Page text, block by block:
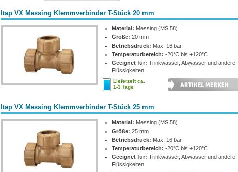
Itap VX Messing Klemmverbinder T-Stück 20 mm
Material: Messing (MS 58)
Größe: 20 mm
Betriebsdruck: Max. 16 bar
Temperaturbereich: -20°C bis +120°C
Geeignet für: Trinkwasser, Abwasser und andere
Flüssigkeiten
Lieferzeit ca.
1-3 Tage
Itap VX Messing Klemmverbinder T-Stück 25 mm
Material: Messing (MS 58)
Größe: 25 mm
Betriebsdruck: Max. 16 bar
Temperaturbereich: -20°C bis +120°C
Geeignet für: Trinkwasser, Abwasser und andere
Flüssigkeiten